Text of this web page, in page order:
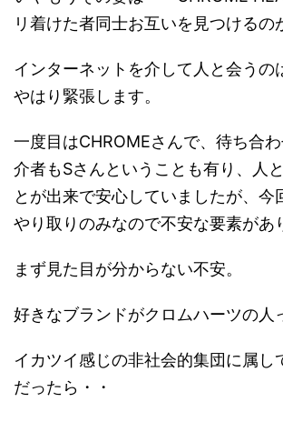
リ着けた者同士お互いを見つけるの
インターネットを介して人と会うの
やはり緊張します。
一度目はCHROMEさんで、待ち合
介者もSさんということも有り、人
とが出来で安心していましたが、今
やり取りのみなので不安な要素があ
まず見た目が分からない不安。
好きなブランドがクロムハーツの人
イカツイ感じの非社会的集団に属し
だったら・・